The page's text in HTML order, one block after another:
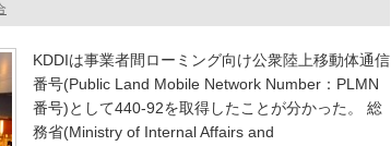
KDDIは事業者間ローミング向け公衆陸上移動体通信
番号(Public Land Mobile Network Number：PLMN
番号)として440-92を取得したことが分かった。 総
務省(Ministry of Internal Affairs and